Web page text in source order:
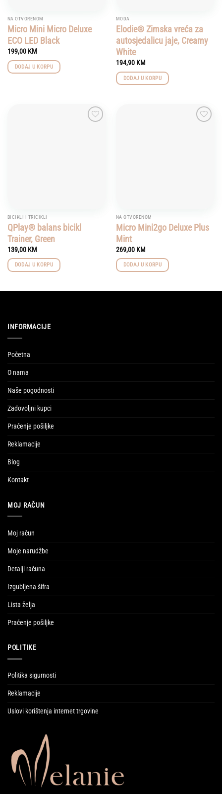
NA OTVORENOM
Micro Mini Micro Deluxe
ECO LED Black
199,00 KM
DODAJ U KORPU
MODA
Elodie® Zimska vreća za
autosjedalicu jaje, Creamy
White
194,90 KM
DODAJ U KORPU
BICIKLI I TRICIKLI
QPlay® balans bicikl
Trainer, Green
139,00 KM
DODAJ U KORPU
NA OTVORENOM
Micro Mini2go Deluxe Plus
Mint
269,00 KM
DODAJ U KORPU
INFORMACIJE
Početna
O nama
Naše pogodnosti
Zadovoljni kupci
Praćenje pošiljke
Reklamacije
Blog
Kontakt
MOJ RAČUN
Moj račun
Moje narudžbe
Detalji računa
Izgubljena šifra
Lista želja
Praćenje pošiljke
POLITIKE
Politika sigurnosti
Reklamacije
Uslovi korištenja internet trgovine